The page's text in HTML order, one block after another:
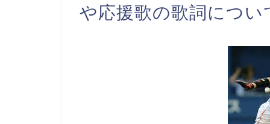
や応援歌の歌詞につい